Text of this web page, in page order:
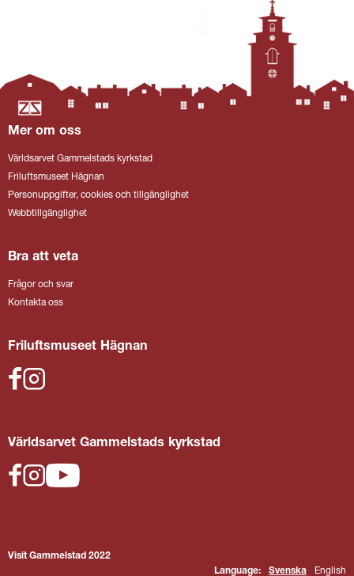
Mer om oss
Världsarvet Gammelstads kyrkstad
Friluftsmuseet Hägnan
Personuppgifter, cookies och tillgänglighet
Webbtillgänglighet
Bra att veta
Frågor och svar
Kontakta oss
Friluftsmuseet Hägnan
Världsarvet Gammelstads kyrkstad
Visit Gammelstad 2022
Language:
Svenska English